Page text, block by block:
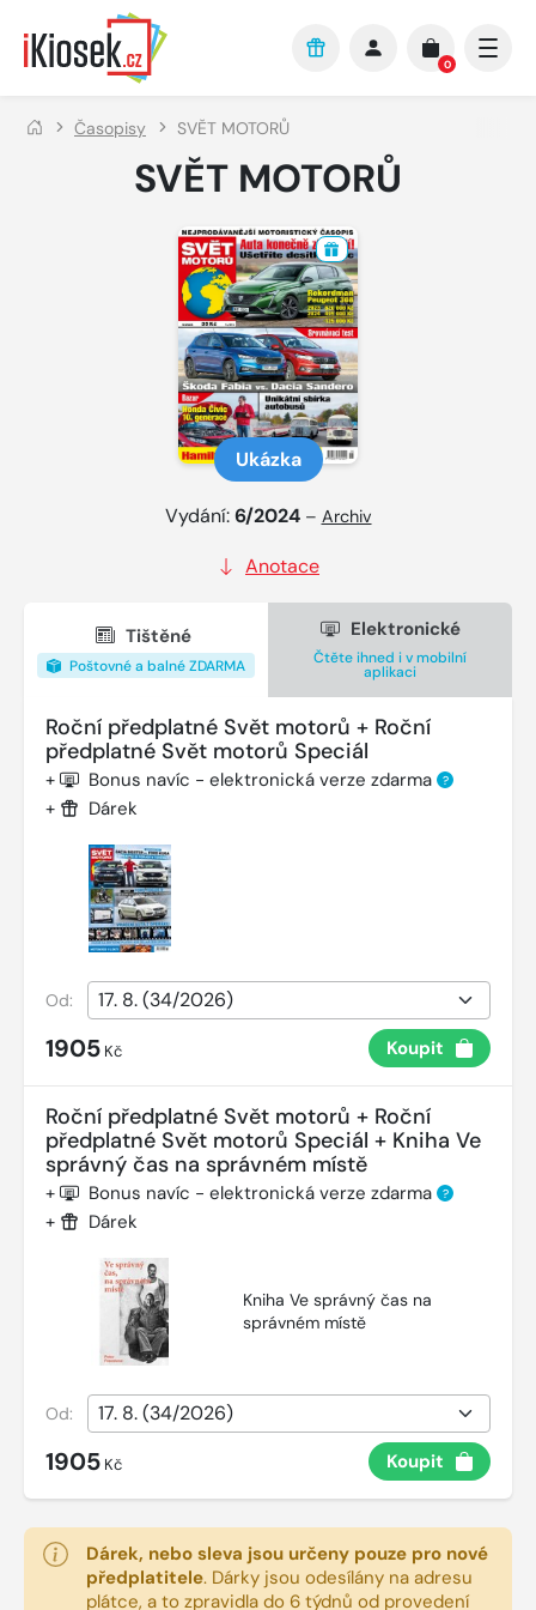
Přejít na hlavní obsah
0
Časopisy SVĚT MOTORŮ
SVĚT MOTORŮ
Ukázka
Vydání:6/2024 – Archiv
Anotace
Tištěné
Poštovné a balné ZDARMA
Elektronické
Čtěte ihned i v mobilní
aplikaci
Roční předplatné Svět motorů + Roční
předplatné Svět motorů Speciál
+ Bonus navíc - elektronická verze zdarma ?
+ Dárek
Od:
1905 Kč Koupit
Roční předplatné Svět motorů + Roční
předplatné Svět motorů Speciál + Kniha Ve
správný čas na správném místě
+ Bonus navíc - elektronická verze zdarma ?
+ Dárek
Kniha Ve správný čas na
správném místě
Od:
1905 Kč Koupit
Dárek, nebo sleva jsou určeny pouze pro nové
předplatitele. Dárky jsou odesílány na adresu
plátce, a to zpravidla do 6 týdnů od provedení